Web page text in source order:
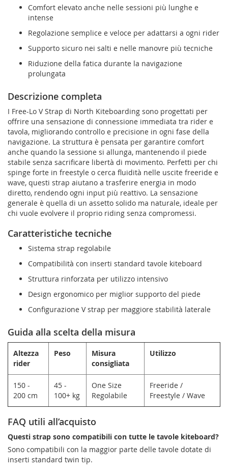
Comfort elevato anche nelle sessioni più lunghe e
intense
Regolazione semplice e veloce per adattarsi a ogni rider
Supporto sicuro nei salti e nelle manovre più tecniche
Riduzione della fatica durante la navigazione
prolungata
Descrizione completa
I Free-Lo V Strap di North Kiteboarding sono progettati per
offrire una sensazione di connessione immediata tra rider e
tavola, migliorando controllo e precisione in ogni fase della
navigazione. La struttura è pensata per garantire comfort
anche quando la sessione si allunga, mantenendo il piede
stabile senza sacrificare libertà di movimento. Perfetti per chi
spinge forte in freestyle o cerca fluidità nelle uscite freeride e
wave, questi strap aiutano a trasferire energia in modo
diretto, rendendo ogni input più reattivo. La sensazione
generale è quella di un assetto solido ma naturale, ideale per
chi vuole evolvere il proprio riding senza compromessi.
Caratteristiche tecniche
Sistema strap regolabile
Compatibilità con inserti standard tavole kiteboard
Struttura rinforzata per utilizzo intensivo
Design ergonomico per miglior supporto del piede
Configurazione V strap per maggiore stabilità laterale
Guida alla scelta della misura
Altezza
rider
Peso
Misura
consigliata
Utilizzo
150 -
200 cm
45 -
100+ kg
One Size
Regolabile
Freeride /
Freestyle / Wave
FAQ utili all’acquisto
Questi strap sono compatibili con tutte le tavole kiteboard?
Sono compatibili con la maggior parte delle tavole dotate di
inserti standard twin tip.